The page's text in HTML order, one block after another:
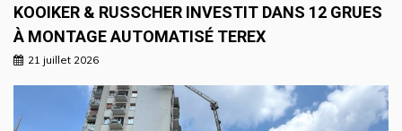
KOOIKER & RUSSCHER INVESTIT DANS 12 GRUES
À MONTAGE AUTOMATISÉ TEREX
21 juillet 2026